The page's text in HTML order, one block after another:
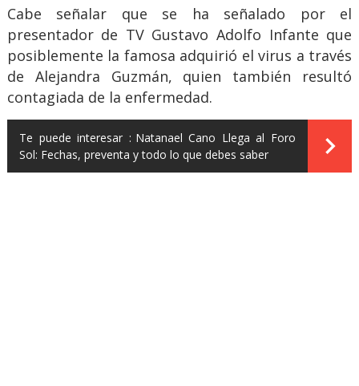
Cabe señalar que se ha señalado por el
presentador de TV Gustavo Adolfo Infante que
posiblemente la famosa adquirió el virus a través
de Alejandra Guzmán, quien también resultó
contagiada de la enfermedad.
Te puede interesar : Natanael Cano Llega al Foro
Sol: Fechas, preventa y todo lo que debes saber